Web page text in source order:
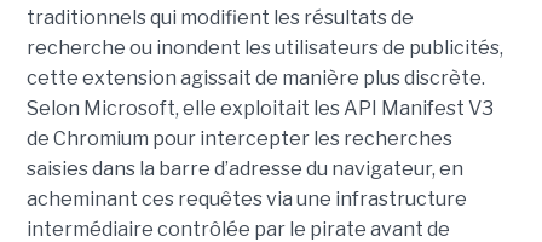
traditionnels qui modifient les résultats de
recherche ou inondent les utilisateurs de publicités,
cette extension agissait de manière plus discrète.
Selon Microsoft, elle exploitait les API Manifest V3
de Chromium pour intercepter les recherches
saisies dans la barre d’adresse du navigateur, en
acheminant ces requêtes via une infrastructure
intermédiaire contrôlée par le pirate avant de